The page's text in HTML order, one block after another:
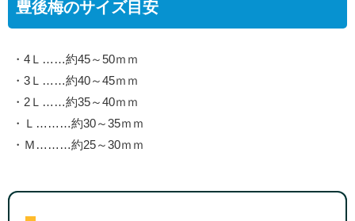
豊後梅のサイズ目安
・4Ｌ……約45～50ｍｍ
・3Ｌ……約40～45ｍｍ
・2Ｌ……約35～40ｍｍ
・Ｌ………約30～35ｍｍ
・Ｍ………約25～30ｍｍ